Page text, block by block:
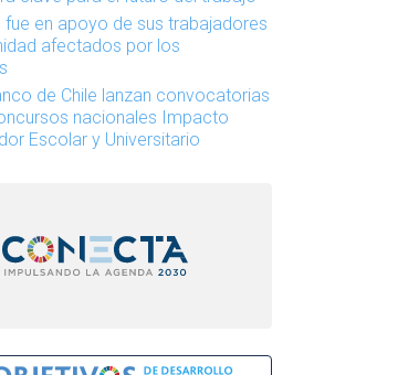
en apoyo de sus trabajadores
afectados por los
de Chile lanzan convocatorias
nacionales Impacto
Escolar y Universitario